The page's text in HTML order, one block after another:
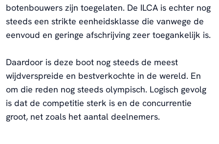
botenbouwers zijn toegelaten. De ILCA is echter nog
steeds een strikte eenheidsklasse die vanwege de
eenvoud en geringe afschrijving zeer toegankelijk is.
Daardoor is deze boot nog steeds de meest
wijdverspreide en bestverkochte in de wereld. En
om die reden nog steeds olympisch. Logisch gevolg
is dat de competitie sterk is en de concurrentie
groot, net zoals het aantal deelnemers.